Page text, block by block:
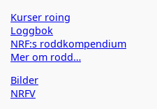
Kurser roing
Loggbok
NRF:s roddkompendium
Mer om rodd…
Bilder
NRFV